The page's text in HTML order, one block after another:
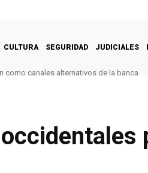
CULTURA SEGURIDAD JUDICIALES
como canales alternativos de la banca